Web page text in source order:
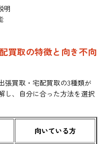
明
買取の特徴と向き不向
張買取・宅配買取の3種類が
し、自分に合った方法を選択
向いている方